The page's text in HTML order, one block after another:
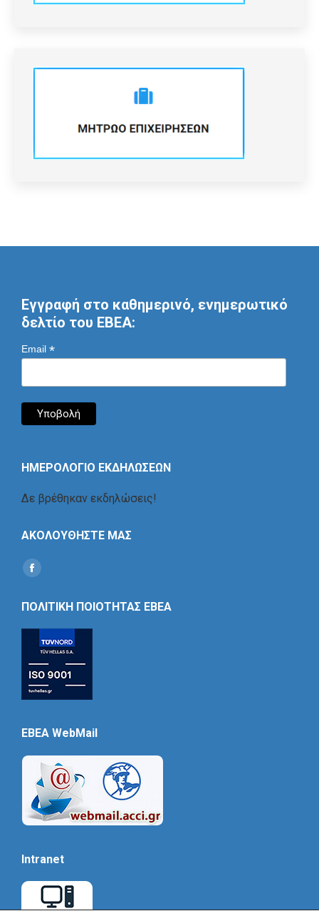
Εγγραφή στο καθημερινό, ενημερωτικό
δελτίο του ΕΒΕΑ:
Email *
ΗΜΕΡΟΛΟΓΙΟ ΕΚΔΗΛΩΣΕΩΝ
Δε βρέθηκαν εκδηλώσεις!
ΑΚΟΛΟΥΘΗΣΤΕ ΜΑΣ
Find us on:
Social
ΠΟΛΙΤΙΚΗ ΠΟΙΟΤΗΤΑΣ ΕΒΕΑ
EBEA WebMail
Intranet